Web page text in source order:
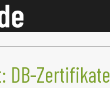
DB-Zertifikate